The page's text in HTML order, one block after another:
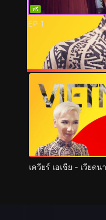
ฟรี
EP 1
ตัวอย่าง ภาพนิ่ง
เควียร์ เอเชีย - เวียด